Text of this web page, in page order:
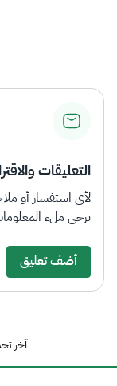
التعليقات
لأي استفسار أو
يرجى ملء
أضف تعليق
آخر تحديث: 26 مايو 2026 03:54